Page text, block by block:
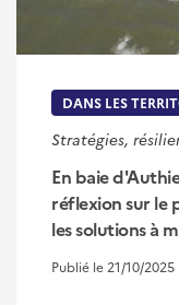
DANS LES
Stratégies,
En baie
réflexion sur le
les solutions à
Publié le 21/10/2025